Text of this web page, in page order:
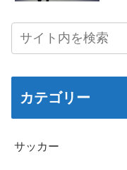
カテゴリー
サッカー